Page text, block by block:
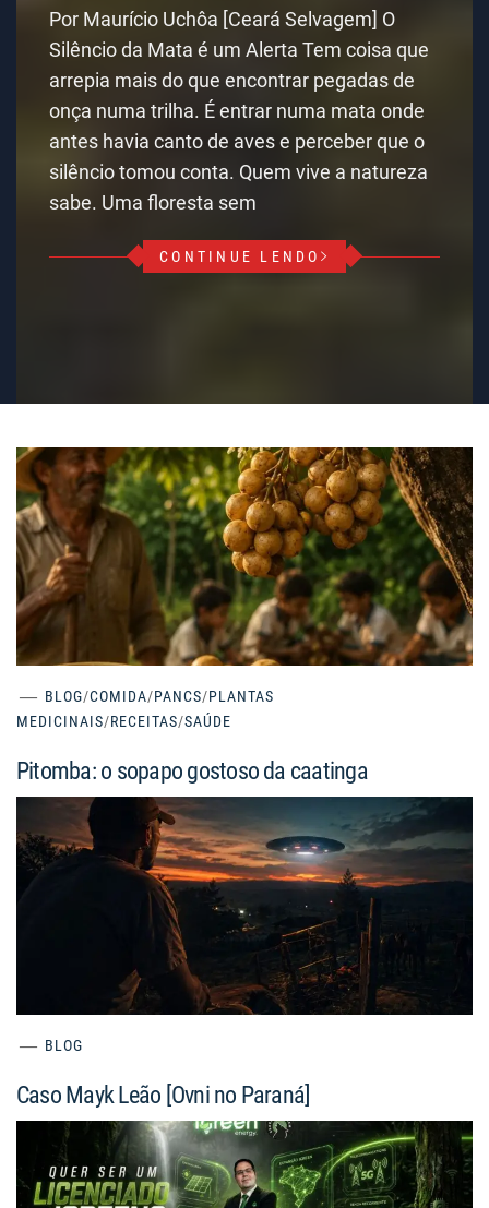
Por Maurício Uchôa [Ceará Selvagem] O
Silêncio da Mata é um Alerta Tem coisa que
arrepia mais do que encontrar pegadas de
onça numa trilha. É entrar numa mata onde
antes havia canto de aves e perceber que o
silêncio tomou conta. Quem vive a natureza
sabe. Uma floresta sem
CONTINUE LENDO
BLOG/COMIDA/PANCS/PLANTAS
MEDICINAIS/RECEITAS/SAÚDE
Pitomba: o sopapo gostoso da caatinga
BLOG
Caso Mayk Leão [Ovni no Paraná]